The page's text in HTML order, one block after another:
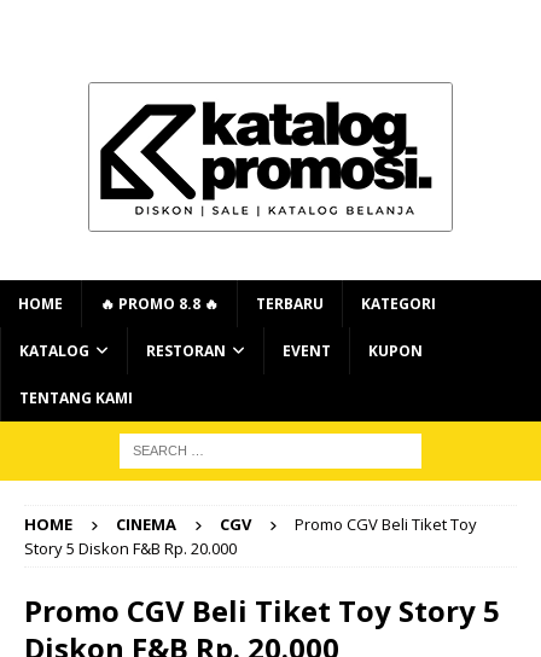
HOME 🔥 PROMO 8.8 🔥 TERBARU KATEGORI
KATALOG RESTORAN EVENT KUPON
TENTANG KAMI
HOME CINEMA CGV
Promo CGV Beli Tiket Toy
Story 5 Diskon F&B Rp. 20.000
Promo CGV Beli Tiket Toy Story 5
Diskon F&B Rp. 20.000